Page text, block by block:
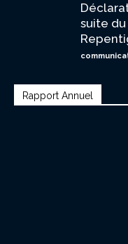
suite
Rapport Annuel